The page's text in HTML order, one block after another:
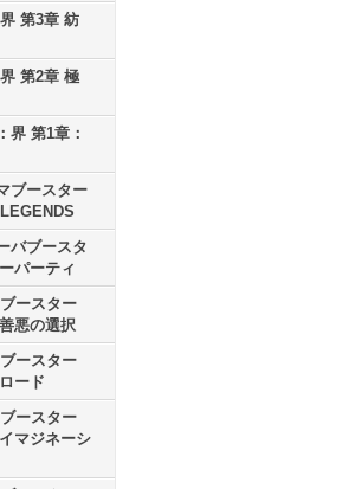
第3章 紡
第2章 極
界 第1章：
ブースター
バブースタ
パーティ
ースター
悪の選択
ースター
ード
ースター
マジネーシ